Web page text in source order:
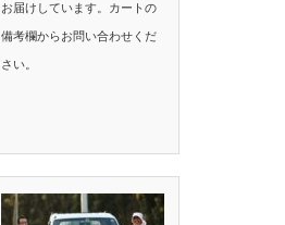
お届けしています。カートの
備考欄からお問い合わせくだ
さい。